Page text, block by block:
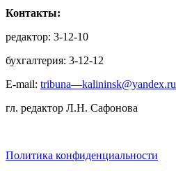
Контакты:
редактор: 3-12-10
бухгалтерия: 3-12-12
E-mail: tribuna—kalininsk@yandex.ru
гл. редактор Л.Н. Сафонова
Политика конфиденциальности